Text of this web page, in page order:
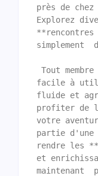
près de chez
Explorez
**rencontres
simplement
facile à
fluide et
profiter de
votre
partie d'une
rendre les
et
maintenant